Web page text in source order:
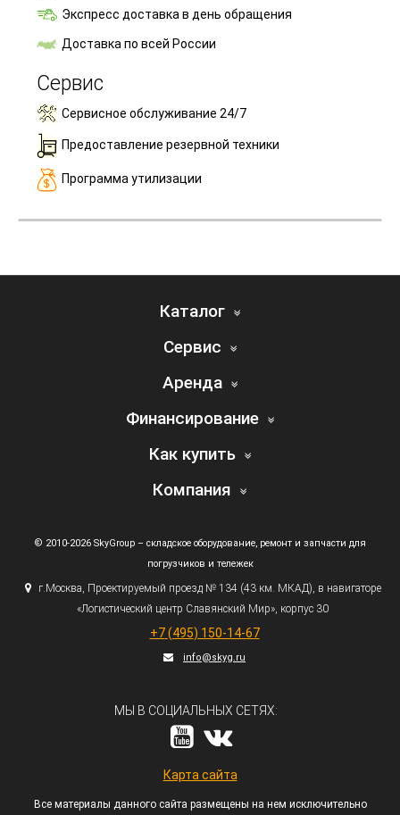
Экспресс доставка в день обращения
Доставка по всей России
Сервис
Сервисное обслуживание 24/7
Предоставление резервной техники
Программа утилизации
Каталог
Сервис
Аренда
Финансирование
Как купить
Компания
© 2010-2026 SkyGroup – складское оборудование, ремонт и запчасти для
погрузчиков и тележек
г.Москва, Проектируемый проезд № 134 (43км. МКАД), в навигаторе
«Логистический центр Славянский Мир», корпус 30
+7 (495) 150-14-67
info@skyg.ru
МЫ В СОЦИАЛЬНЫХ СЕТЯХ:
Карта сайта
Все материалы данного сайта размещены на нем исключительно